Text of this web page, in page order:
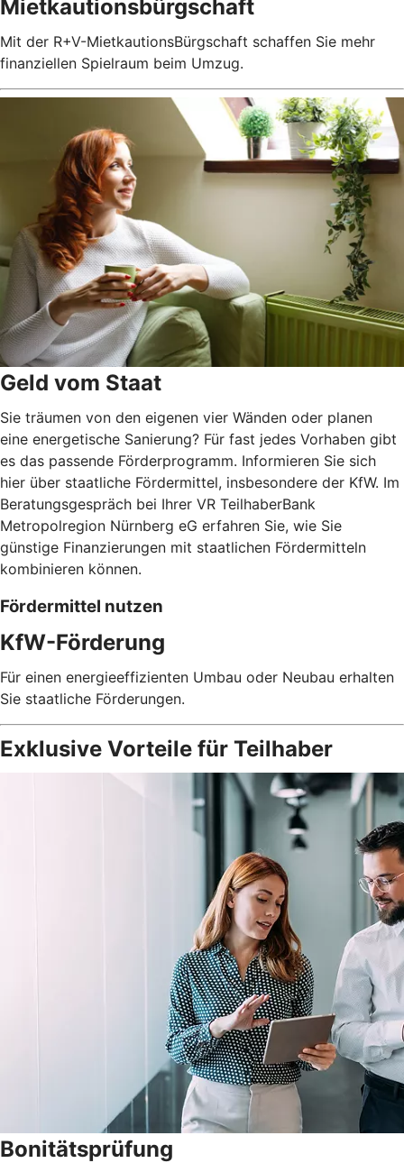
Mietkautionsbürgschaft
Mit der R+V-MietkautionsBürgschaft schaffen Sie mehr
finanziellen Spielraum beim Umzug.
Geld vom Staat
Sie träumen von den eigenen vier Wänden oder planen
eine energetische Sanierung? Für fast jedes Vorhaben gibt
es das passende Förderprogramm. Informieren Sie sich
hier über staatliche Fördermittel, insbesondere der KfW. Im
Beratungsgespräch bei Ihrer VR TeilhaberBank
Metropolregion Nürnberg eG erfahren Sie, wie Sie
günstige Finanzierungen mit staatlichen Fördermitteln
kombinieren können.
Fördermittel nutzen
KfW-Förderung
Für einen energieeffizienten Umbau oder Neubau erhalten
Sie staatliche Förderungen.
Exklusive Vorteile für Teilhaber
Bonitätsprüfung